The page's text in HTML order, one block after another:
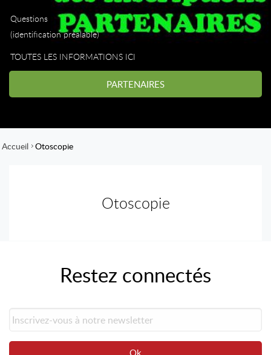
Questions
(identification préalable)
TOUTES LES INFORMATIONS ICI
PARTENAIRES
Accueil Otoscopie
Otoscopie
Restez connectés